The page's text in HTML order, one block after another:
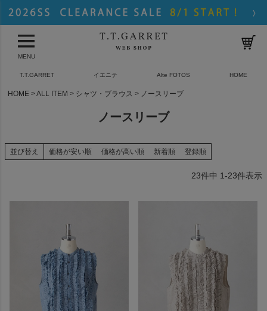
MENU
T.T.GARRET イエニテ Alte FOTOS HOME
HOME ALL ITEM シャツ・ブラウス ノースリーブ
ノースリーブ
並び替え 価格が安い順 価格が高い順 新着順 登録順
23件中 1-23件表示